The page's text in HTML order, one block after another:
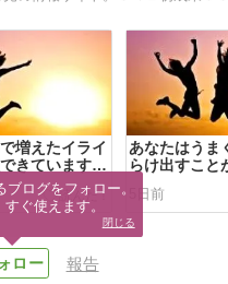
増えたイライ
きています
なれるイライ
する未知なる
あなたはうま
らけ出すこと
楽！？辛く
自動的にモチ
て楽しくする
5日前
報告
ブログをフォロー。
ぐ使えます。
閉じる